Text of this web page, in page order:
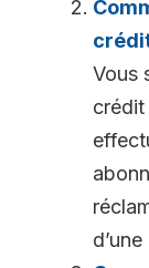
Vous
crédit